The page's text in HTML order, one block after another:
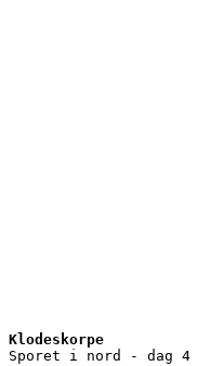
Klodeskorpe
Sporet i nord - dag 4